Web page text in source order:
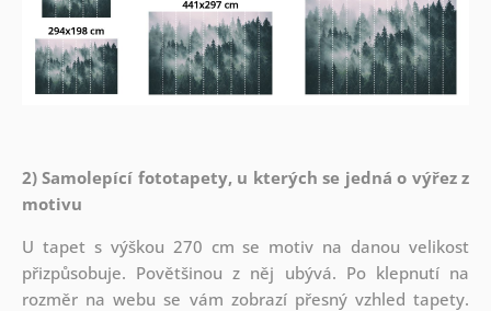
2) Samolepící fototapety, u kterých se jedná o výřez z
motivu
U tapet s výškou 270 cm se motiv na danou velikost
přizpůsobuje. Povětšinou z něj ubývá. Po klepnutí na
rozměr na webu se vám zobrazí přesný vzhled tapety.